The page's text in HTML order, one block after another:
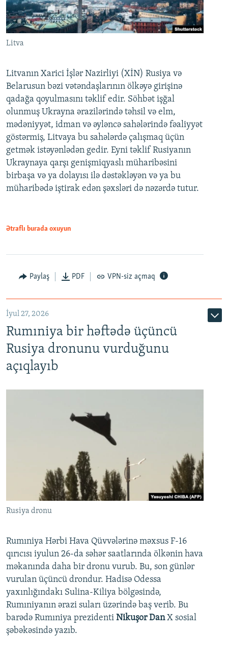
Litva
Litvanın Xarici İşlər Nazirliyi (XİN) Rusiya və
Belarusun bəzi vətəndaşlarının ölkəyə girişinə
qadağa qoyulmasını təklif edir. Söhbət işğal
olunmuş Ukrayna ərazilərində təhsil və elm,
mədəniyyət, idman və əyləncə sahələrində fəaliyyət
göstərmiş, Litvaya bu sahələrdə çalışmaq üçün
getmək istəyənlədən gedir. Eyni təklif Rusiyanın
Ukraynaya qarşı genişmiqyaslı müharibəsini
birbaşa və ya dolayısı ilə dəstəkləyən və ya bu
müharibədə iştirak edən şəxsləri də nəzərdə tutur.
Ətraflı burada oxuyun
Paylaş PDF VPN-siz açmaq
İyul 27, 2026
Rumıniya bir həftədə üçüncü
Rusiya dronunu vurduğunu
açıqlayıb
Rusiya dronu
Rumıniya Hərbi Hava Qüvvələrinə məxsus F-16
qırıcısı iyulun 26-da səhər saatlarında ölkənin hava
məkanında daha bir dronu vurub. Bu, son günlər
vurulan üçüncü drondur. Hadisə Odessa
yaxınlığındakı Sulina-Kiliya bölgəsində,
Rumıniyanın ərazi suları üzərində baş verib. Bu
barədə Rumıniya prezidenti Nikuşor DanX sosial
şəbəkəsində yazıb.